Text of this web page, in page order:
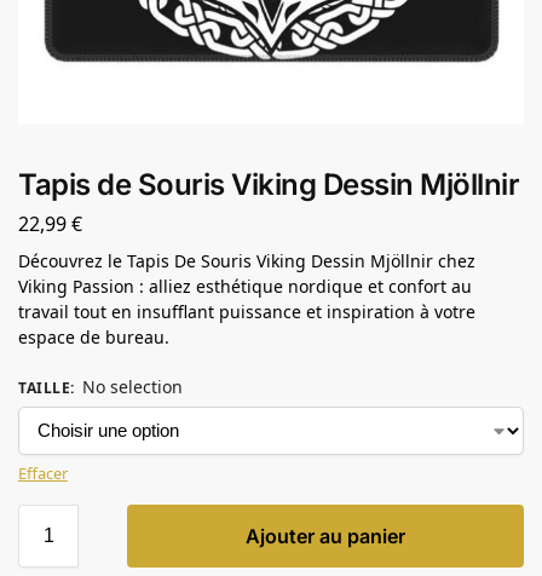
Tapis de Souris Viking Dessin Mjöllnir
22,99€
Découvrez le Tapis De Souris Viking Dessin Mjöllnir chez
Viking Passion : alliez esthétique nordique et confort au
travail tout en insufflant puissance et inspiration à votre
espace de bureau.
TAILLE: No selection
Effacer
Ajouter au panier